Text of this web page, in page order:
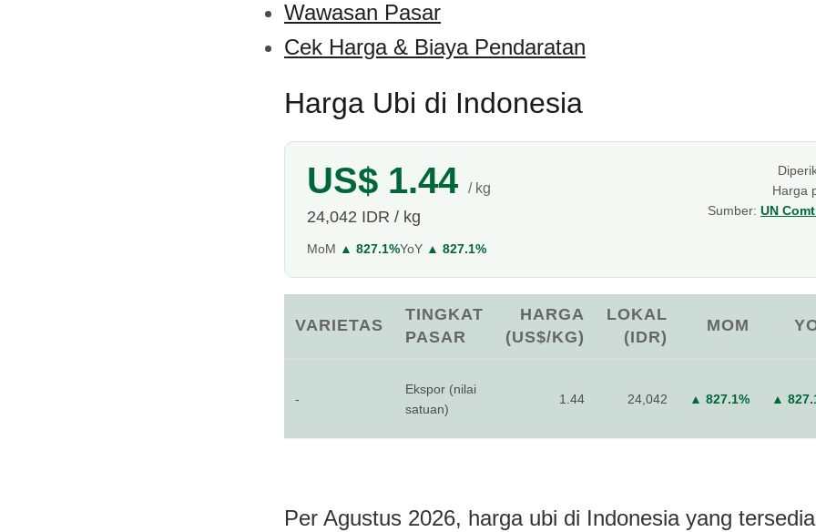
Wawasan Pasar
Cek Harga & Biaya Pendaratan
Harga Ubi di Indonesia
US$ 1.44 / kg
24,042 IDR / kg
MoM ▲ 827.1%YoY ▲ 827.1%
Harga
Sumber: UN
VARIETAS
TINGKAT
PASAR
HARGA
(US$/KG)
LOKAL
(IDR)
MOM
-
Ekspor (nilai
satuan)
1.44 24,042 ▲ 827.1% ▲
Per Agustus 2026, harga ubi di Indonesia yang